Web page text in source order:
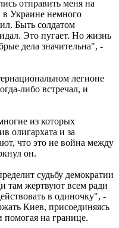
отправить меня на
в Украине немного
Быть солдатом
Это пугает. Но жизнь
дела значительна", -
легионе
либо встречал, и
из которых
олигархата и за
что это не война между
он.
судьбу демократии
там жертвуют всем ради
в одиночку", -
Киев, присоединяясь
помогая на границе.